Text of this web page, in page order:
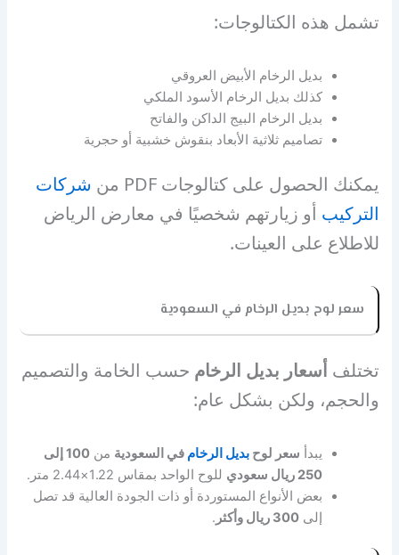
تشمل هذه الكتالوجات:
بديل الرخام الأبيض العروقي
كذلك بديل الرخام الأسود الملكي
بديل الرخام البيج الداكن والفاتح
تصاميم ثلاثية الأبعاد بنقوش خشبية أو حجرية
يمكنك الحصول على كتالوجات PDF من
شركات
التركيب أو زيارتهم شخصيًا في معارض الرياض
للاطلاع على العينات.
سعر لوح بديل الرخام في السعودية
تختلف أسعار بديل الرخام حسب الخامة والتصميم
والحجم، ولكن بشكل عام:
يبدأ سعر لوحبديل الرخام في السعودية من100إلى
250 ريال سعودي
للوح الواحد بمقاس 1.22×2.44 متر.
بعض الأنواع المستوردة أو ذات الجودة العالية قد تصل
إلى300 ريال وأكثر .